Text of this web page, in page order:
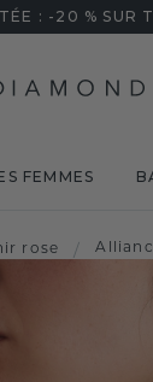
: -20 % SUR
FEMMES
rose /